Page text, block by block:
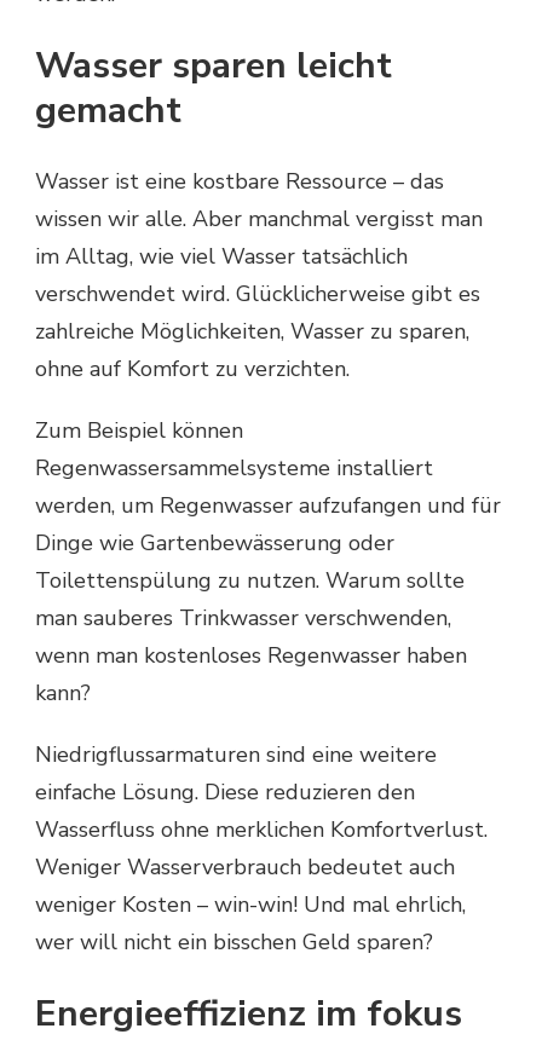
Wasser sparen leicht
gemacht
Wasser ist eine kostbare Ressource – das
wissen wir alle. Aber manchmal vergisst man
im Alltag, wie viel Wasser tatsächlich
verschwendet wird. Glücklicherweise gibt es
zahlreiche Möglichkeiten, Wasser zu sparen,
ohne auf Komfort zu verzichten.
Zum Beispiel können
Regenwassersammelsysteme installiert
werden, um Regenwasser aufzufangen und für
Dinge wie Gartenbewässerung oder
Toilettenspülung zu nutzen. Warum sollte
man sauberes Trinkwasser verschwenden,
wenn man kostenloses Regenwasser haben
kann?
Niedrigflussarmaturen sind eine weitere
einfache Lösung. Diese reduzieren den
Wasserfluss ohne merklichen Komfortverlust.
Weniger Wasserverbrauch bedeutet auch
weniger Kosten – win-win! Und mal ehrlich,
wer will nicht ein bisschen Geld sparen?
Energieeffizienz im fokus